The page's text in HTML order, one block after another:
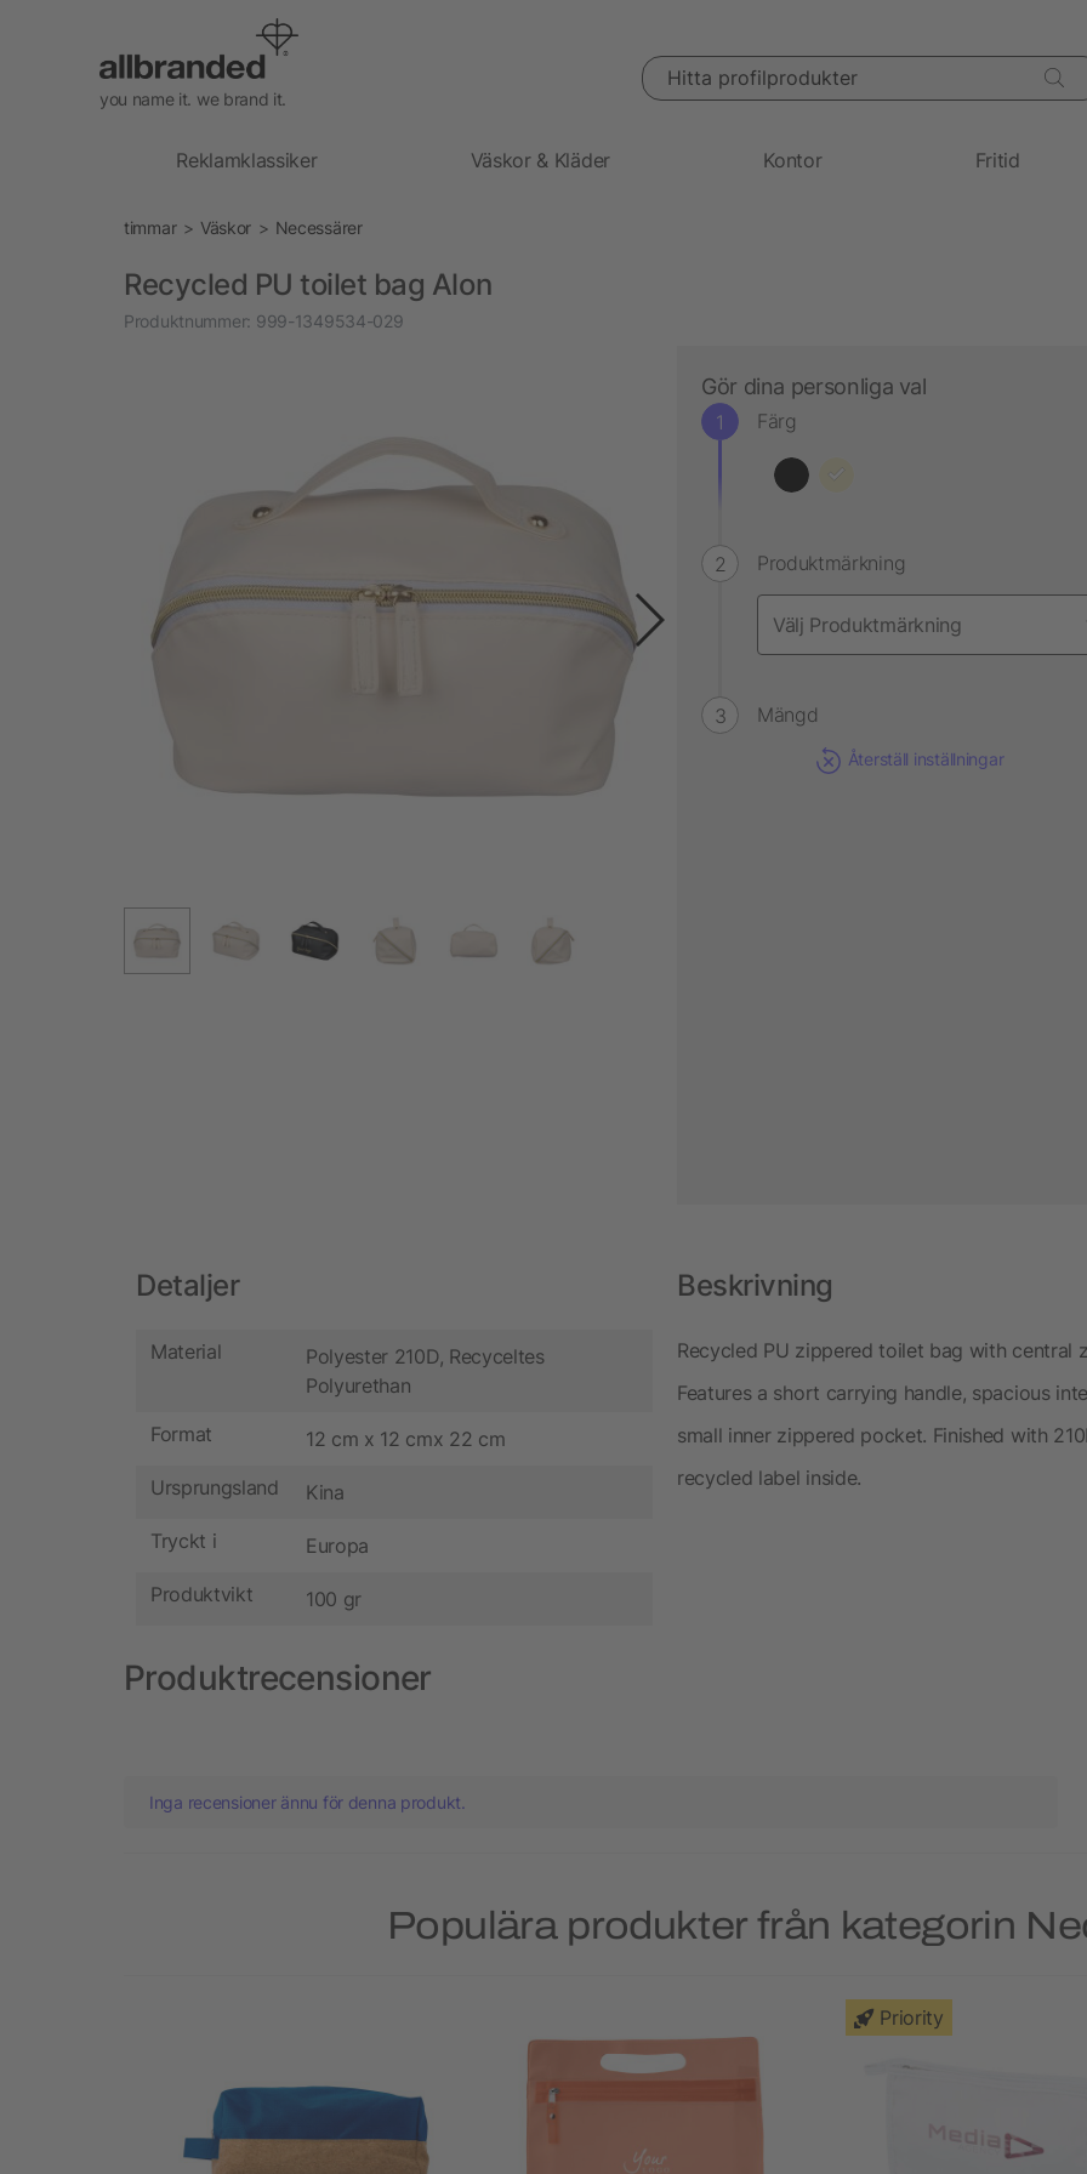
you name it. we brand it.
Hitta profilprodukter
Reklamklassiker Väskor & Kläder Kontor Fritid
timmar Väskor Necessärer
Recycled PU toilet bag Alon
Produktnummer: 999-1349534-029
Gör dina personliga val
Färg
Produktmärkning
Mängd
Återställ inställningar
Detaljer
Material
Polyester 210D, Recyceltes
Polyurethan
Format 12 cm x 12 cmx 22 cm
Ursprungsland Kina
Tryckt i Europa
Produktvikt 100 gr
Beskrivning
Recycled PU zippered toilet bag with central
Features a short carrying handle, spacious
small inner zippered pocket. Finished with
recycled label inside.
Produktrecensioner
Inga recensioner ännu för denna produkt.
Populära produkter från kategorin
Priority